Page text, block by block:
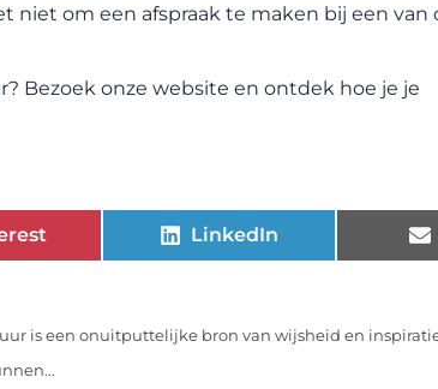
niet om een afspraak te maken bij een van
Bezoek onze website en ontdek hoe je je
LinkedIn
is een onuitputtelijke bron van wijsheid en